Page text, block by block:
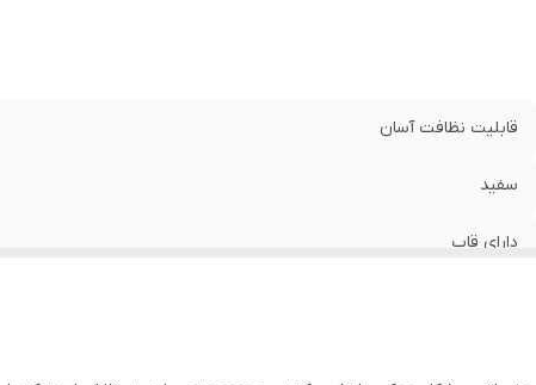
قابلیت نظافت آسان
سفید
دارای قاب